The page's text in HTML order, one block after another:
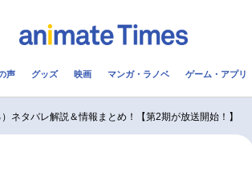
声 グッズ 映画 マンガ・ラノベ ゲーム・アプリ
ネタバレ解説＆情報まとめ！【第2期が放送開始！】